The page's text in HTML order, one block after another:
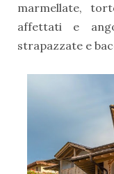
marmellate,
affettati e
strapazzate e